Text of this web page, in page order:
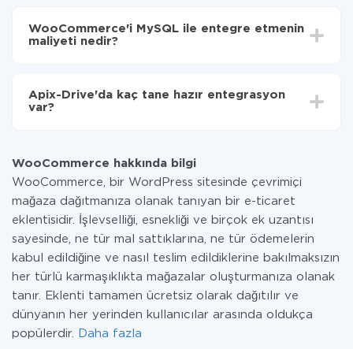
MySQL'ye aktarılacaktır.
olarak, 10-15 dakika sürer.
WooCommerce'i MySQL ile entegre etmenin
maliyeti nedir?
Hizmetimiz aracılığıyla yalnızca bir sisteminizden
diğerine aktarılan veri miktarı için ödeme yaparsınız.
Apix-Drive'da kaç tane hazır entegrasyon
var?
WooCommerce hakkında bilgi
WooCommerce, bir WordPress sitesinde çevrimiçi
mağaza dağıtmanıza olanak tanıyan bir e-ticaret
eklentisidir. İşlevselliği, esnekliği ve birçok ek uzantısı
sayesinde, ne tür mal sattıklarına, ne tür ödemelerin
kabul edildiğine ve nasıl teslim edildiklerine bakılmaksızın
her türlü karmaşıklıkta mağazalar oluşturmanıza olanak
tanır. Eklenti tamamen ücretsiz olarak dağıtılır ve
dünyanın her yerinden kullanıcılar arasında oldukça
popülerdir.
Daha fazla